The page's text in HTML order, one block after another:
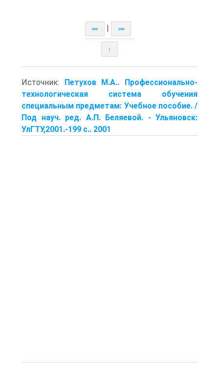
<< >>
↑
Источник: Петухов М.А.. Профессионально-
технологическая система обучения
специальным предметам: Учебное пособие. /
Под науч. ред. А.П. Беляевой. - Ульяновск:
УлГТУ,2001.-199 с.. 2001